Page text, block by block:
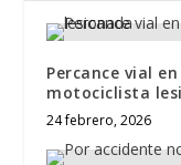
Percance vial
motociclista
24 febrero, 2026